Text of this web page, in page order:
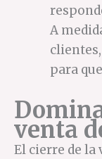
A
para
venta
El cierre de la